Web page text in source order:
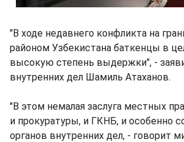
"В ходе недавнего конфликта на
районом Узбекистана баткенцы в
высокую степень выдержки", -
внутренних дел Шамиль Атаханов.
"В этом немалая заслуга местных
и прокуратуры, и ГКНБ, и особенно
органов внутренних дел, - говорит